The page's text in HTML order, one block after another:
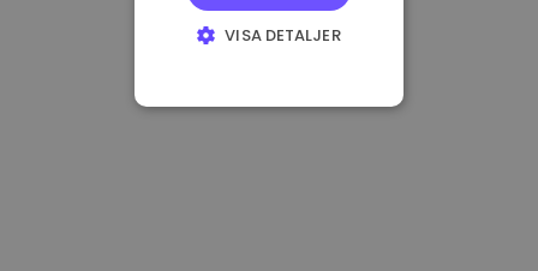
VISA DETALJER